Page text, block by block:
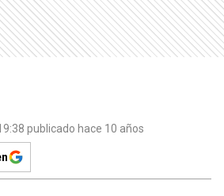
publicado hace 10 años